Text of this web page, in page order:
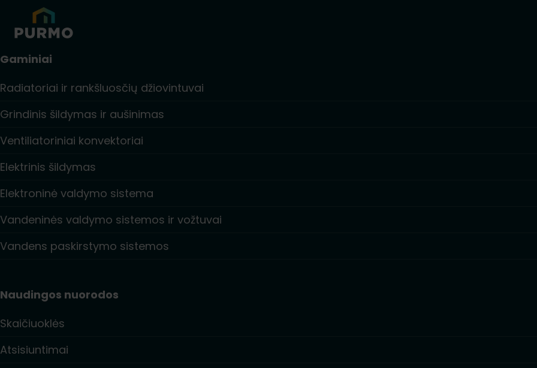
Gaminiai
Radiatoriai ir rankšluosčių džiovintuvai
Grindinis šildymas ir aušinimas
Ventiliatoriniai konvektoriai
Elektrinis šildymas
Elektroninė valdymo sistema
Vandeninės valdymo sistemos ir vožtuvai
Vandens paskirstymo sistemos
Naudingos nuorodos
Skaičiuoklės
Atsisiuntimai